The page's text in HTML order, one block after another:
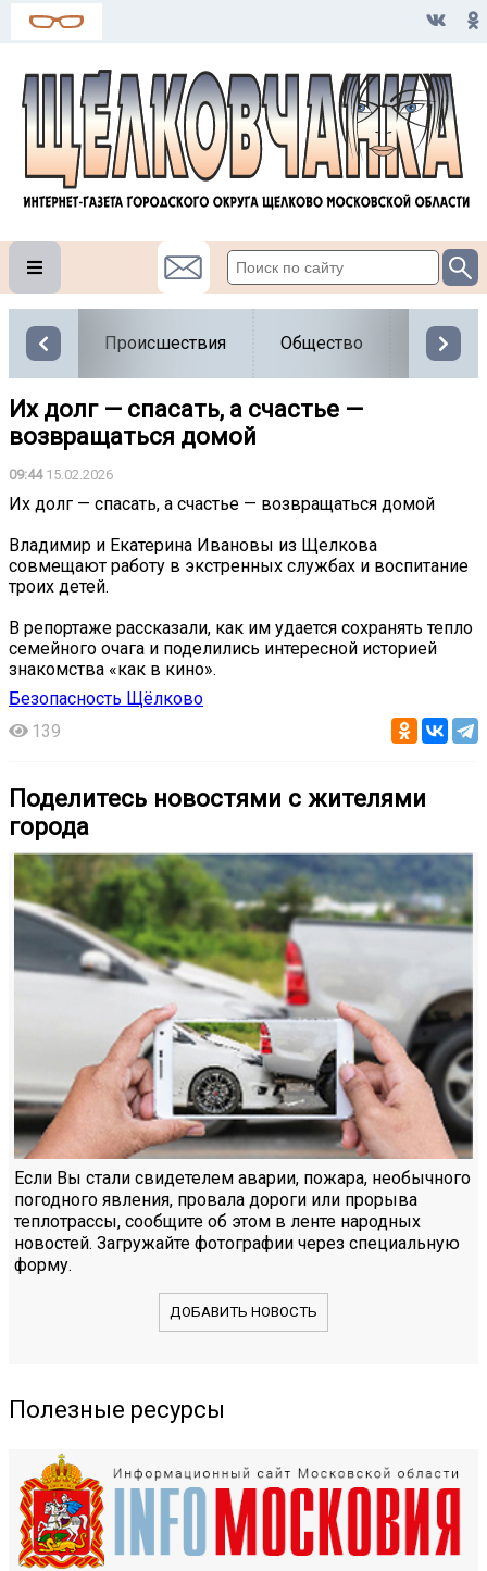
Происшествия Общество Власть
Их долг — спасать, а счастье —
возвращаться домой
09:4415.02.2026
Их долг — спасать, а счастье — возвращаться домой
Владимир и Екатерина Ивановы из Щелкова
совмещают работу в экстренных службах и воспитание
троих детей.
В репортаже рассказали, как им удается сохранять тепло
семейного очага и поделились интересной историей
знакомства «как в кино».
Безопасность Щёлково
139
Поделитесь новостями с жителями
города
Если Вы стали свидетелем аварии, пожара, необычного
погодного явления, провала дороги или прорыва
теплотрассы, сообщите об этом в ленте народных
новостей. Загружайте фотографии через специальную
форму.
ДОБАВИТЬ НОВОСТЬ
Полезные ресурсы